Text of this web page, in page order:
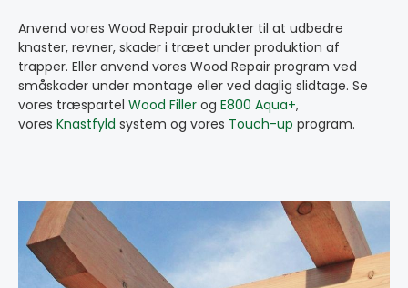
Anvend vores Wood Repair produkter til at udbedre
knaster, revner, skader i træet under produktion af
trapper. Eller anvend vores Wood Repair program ved
småskader under montage eller ved daglig slidtage. Se
vores træspartel Wood Filler og E800 Aqua+,
vores Knastfyld system og vores Touch-up program.